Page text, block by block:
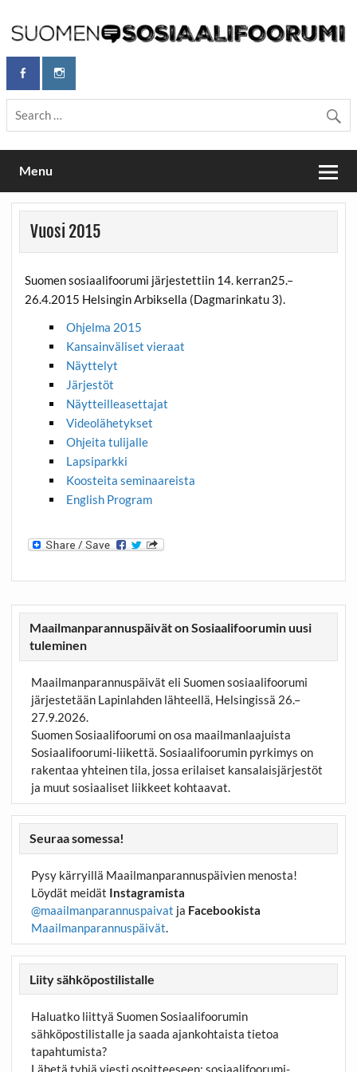
content
Maailmanparannuspäivät / Suomen
Sosiaalifoorumi
Maailmanparannuspäivät Lapinlahden Lähteellä, Helsingissä
26.–27.9.2026
Menu
Vuosi 2015
Suomen sosiaalifoorumi järjestettiin 14. kerran25.–
26.4.2015 Helsingin Arbiksella (Dagmarinkatu 3).
Ohjelma 2015
Kansainväliset vieraat
Näyttelyt
Järjestöt
Näytteilleasettajat
Videolähetykset
Ohjeita tulijalle
Lapsiparkki
Koosteita seminaareista
English Program
Maailmanparannuspäivät on Sosiaalifoorumin uusi
tuleminen
Maailmanparannuspäivät eli Suomen sosiaalifoorumi
järjestetään Lapinlahden lähteellä, Helsingissä 26.–
27.9.2026.
Suomen Sosiaalifoorumi on osa maailmanlaajuista
Sosiaalifoorumi-liikettä. Sosiaalifoorumin pyrkimys on
rakentaa yhteinen tila, jossa erilaiset kansalaisjärjestöt
ja muut sosiaaliset liikkeet kohtaavat.
Seuraa somessa!
Pysy kärryillä Maailmanparannuspäivien menosta!
Löydät meidät Instagramista
@maailmanparannuspaivat ja Facebookista
Maailmanparannuspäivät.
Liity sähköpostilistalle
Haluatko liittyä Suomen Sosiaalifoorumin
sähköpostilistalle ja saada ajankohtaista tietoa
tapahtumista?
Lähetä tyhjä viesti osoitteeseen: sosiaalifoorumi-